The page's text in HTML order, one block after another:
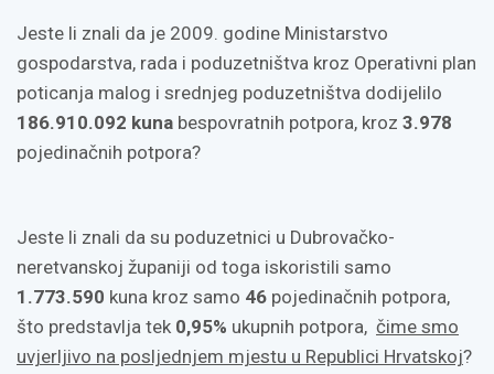
Jeste li znali da je 2009. godine Ministarstvo
gospodarstva, rada i poduzetništva kroz Operativni plan
poticanja malog i srednjeg poduzetništva dodijelilo
186.910.092 kuna bespovratnih potpora, kroz 3.978
pojedinačnih potpora?
Jeste li znali da su poduzetnici u Dubrovačko-
neretvanskoj županiji od toga iskoristili samo
1.773.590 kuna kroz samo 46 pojedinačnih potpora,
što predstavlja tek 0,95% ukupnih potpora, čime smo
uvjerljivo na posljednjem mjestu u Republici Hrvatskoj?